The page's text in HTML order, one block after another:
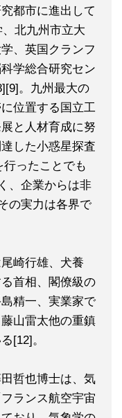
都市に進出して
北九州市立大
、英国クランフ
学総合研究セン
。九州最大の
位置する国立工
と人材育成に努
した小惑星探査
ったことでも
、企業からは非
の実力は各界で
崎行雄、犬養
首相、閣僚級の
精一、実業家で
山雷太他の重鎮
[12]。
哲也博士は、気
ランス航空宇宙